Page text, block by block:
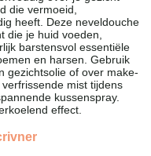
die vermoeid,
heeft. Deze neveldouche
die je huid voeden,
barstensvol essentiële
en harsen. Gebruik
gezichtsolie of over make-
mist tijdens
kussenspray.
effect.